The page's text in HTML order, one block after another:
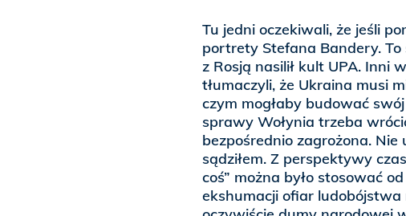
Tu jedni oczekiwali, że jeśli
portrety Stefana Bandery.
z Rosją nasilił kult UPA. Inni
tłumaczyli, że Ukraina musi
czym mogłaby budować
sprawy Wołynia trzeba
bezpośrednio zagrożona.
sądziłem. Z perspektywy
coś” można było stosować
ekshumacji ofiar